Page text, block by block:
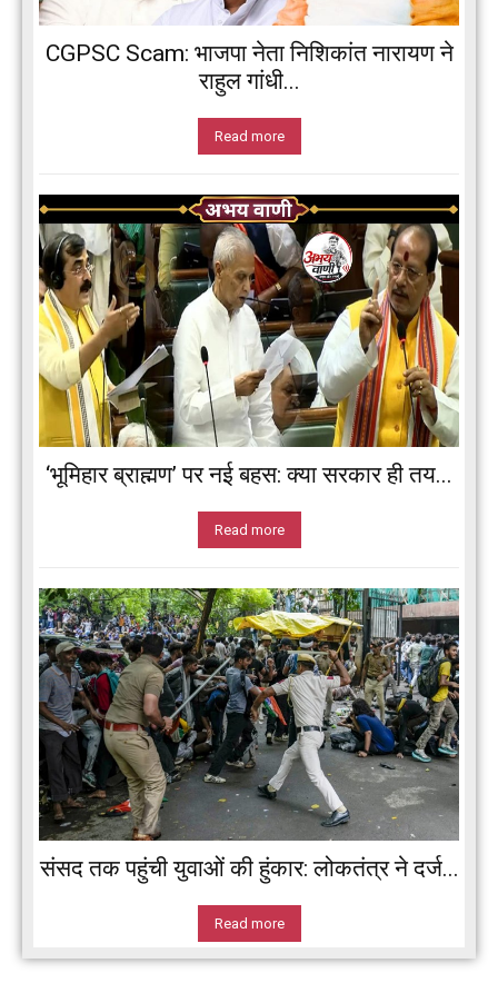
CGPSC Scam: भाजपा नेता निशिकांत नारायण ने
राहुल गांधी...
Read more
‘भूमिहार ब्राह्मण’ पर नई बहस: क्या सरकार ही तय...
Read more
संसद तक पहुंची युवाओं की हुंकार: लोकतंत्र ने दर्ज...
Read more